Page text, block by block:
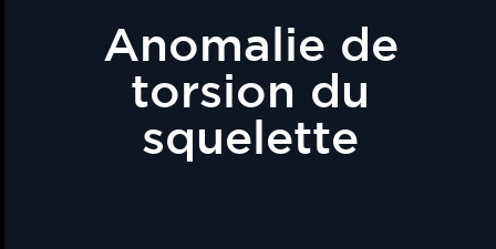
Anomalie de
torsion du
squelette